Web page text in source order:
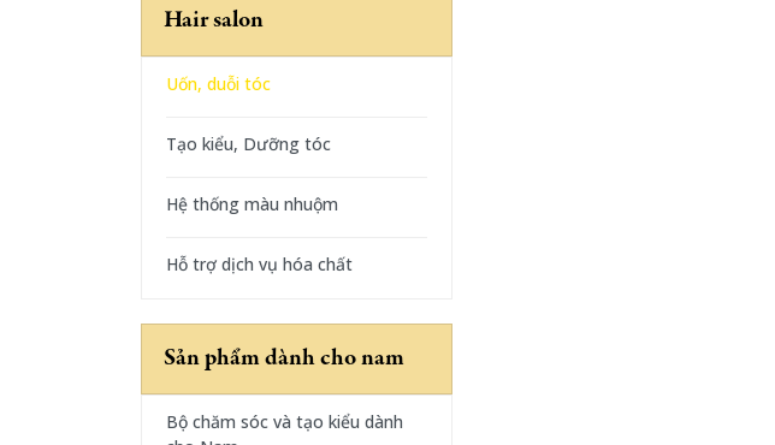
Hair salon
Uốn, duỗi tóc
Tạo kiểu, Dưỡng tóc
Hệ thống màu nhuộm
Hỗ trợ dịch vụ hóa chất
Sản phẩm dành cho nam
Bộ chăm sóc và tạo kiểu dành